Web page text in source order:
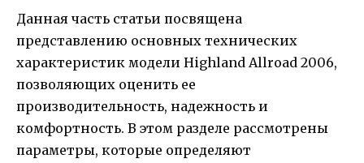
Данная часть статьи посвящена
представлению основных технических
характеристик модели Highland Allroad 2006,
позволяющих оценить ее
производительность, надежность и
комфортность. В этом разделе рассмотрены
параметры, которые определяют